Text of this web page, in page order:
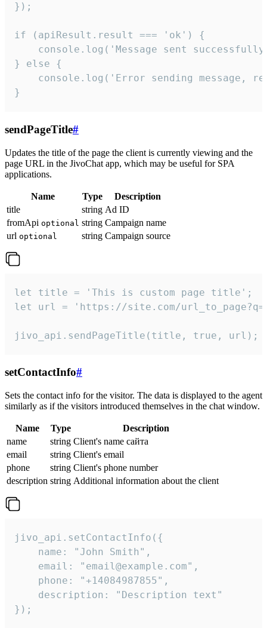
});
if (apiResult.result === 'ok') {
console.log('Message sent
} else {
console.log('Error sending message,
}
sendPageTitle#
Updates the title of the page the client is currently viewing and the
page URL in the JivoChat app, which may be useful for SPA
applications.
Name Type
Description
title
string Ad ID
fromApi optional string Campaign name
url optional string Campaign source
let title = 'This is custom page title';
let url = 'https://site.com/
jivo_api.sendPageTitle(title, true, url);
setContactInfo#
Sets the contact info for the visitor. The data is displayed to the agent
similarly as if the visitors introduced themselves in the chat window.
Name Type
Description
name
string Client's name сайта
email
string Client's email
phone
string Client's phone number
description string Additional information about the client
jivo_api.setContactInfo({
    name: "John Smith",
    email: "email@example.com",
    phone: "+14084987855",
    description: "Description text"
});